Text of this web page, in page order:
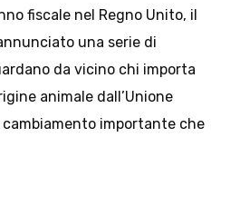
fiscale nel Regno Unito, il
una serie di
da vicino chi importa
animale dall’Unione
importante che